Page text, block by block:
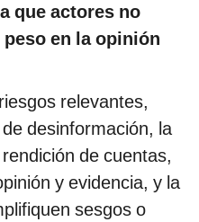
que actores no
en la opinión
relevantes,
desinformación, la
de cuentas,
y evidencia, y la
sesgos o